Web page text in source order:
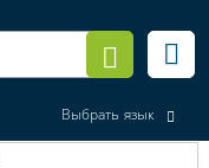
Выбрать язык